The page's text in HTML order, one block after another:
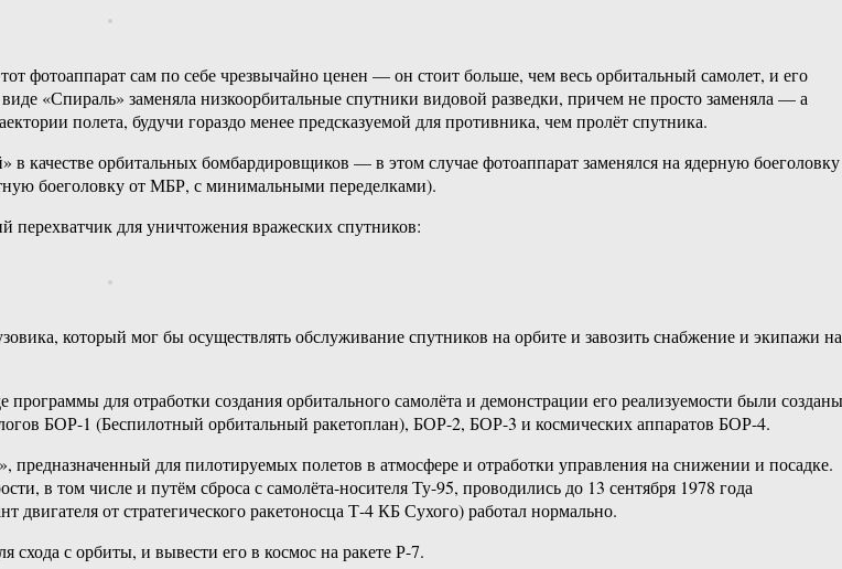
фотоаппарат сам по себе чрезвычайно ценен — он стоит больше, чем весь орбитальный самолет, и его
«Спираль» заменяла низкоорбитальные спутники видовой разведки, причем не просто заменяла — а
полета, будучи гораздо менее предсказуемой для противника, чем пролёт спутника.
качестве орбитальных бомбардировщиков — в этом случае фотоаппарат заменялся на ядерную боеголовку
боеголовку от МБР, с минимальными переделками).
перехватчик для уничтожения вражеских спутников:
который мог бы осуществлять обслуживание спутников на орбите и завозить снабжение и экипажи на
для отработки создания орбитального самолёта и демонстрации его реализуемости были созданы
БОР-1 (Беспилотный орбитальный ракетоплан), БОР-2, БОР-3 и космических аппаратов БОР-4.
для пилотируемых полетов в атмосфере и отработки управления на снижении и посадке.
в том числе и путём сброса с самолёта-носителя Ту-95, проводились до 13 сентября 1978 года
от стратегического ракетоносца Т-4 КБ Сухого) работал нормально.
с орбиты, и вывести его в космос на ракете Р-7.